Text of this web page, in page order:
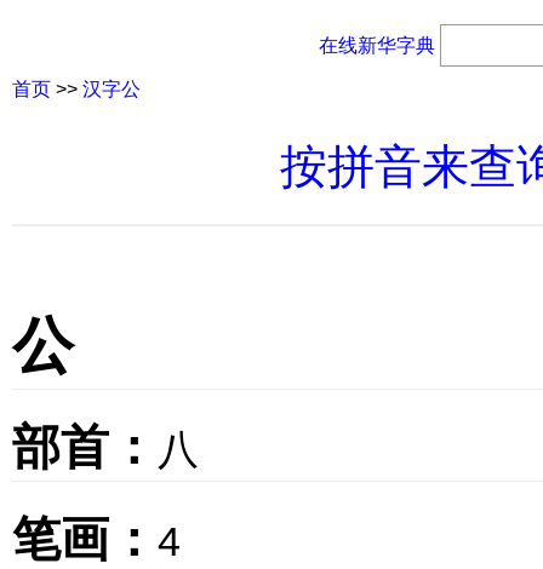
在线新华字典
首页 >> 汉字公
按拼音来查
公
部首： 八
笔画： 4